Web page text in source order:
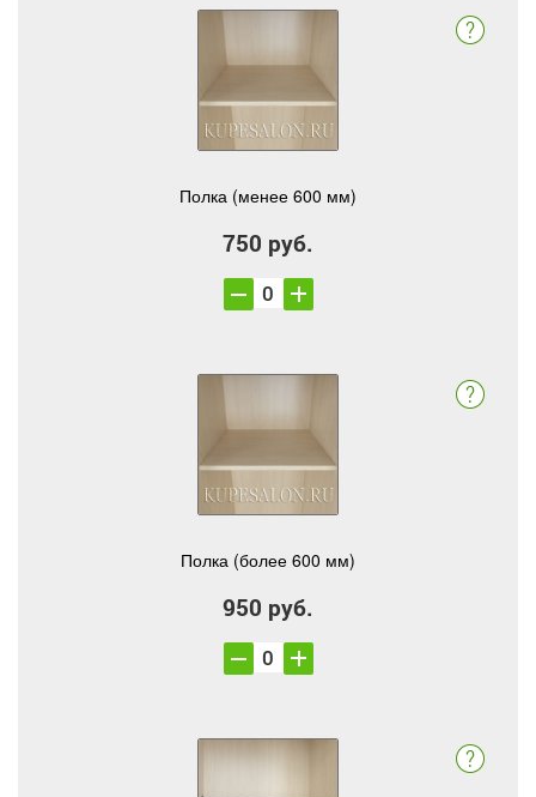
Полка (менее 600 мм)
750 руб.
Полка (более 600 мм)
950 руб.